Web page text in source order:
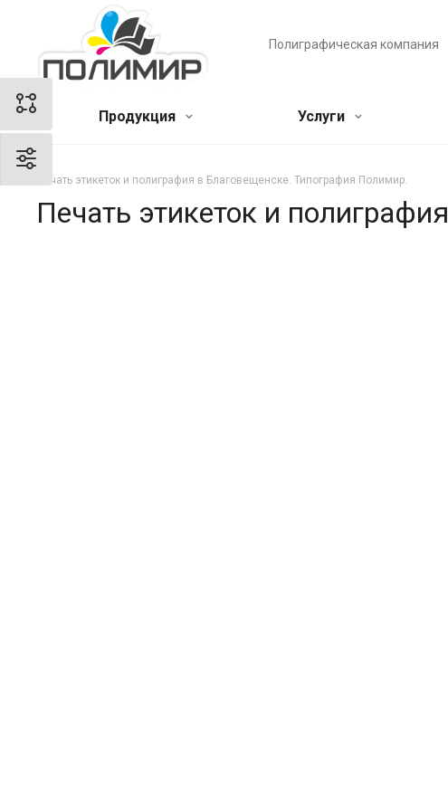
Полиграфическая компания
Продукция Услуги
Печать этикеток и полиграфия в Благовещенске. Типография Полимир.
Печать этикеток и